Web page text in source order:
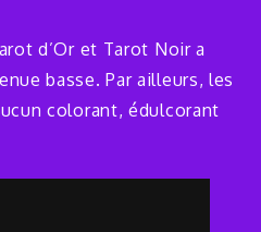
d’Or et Tarot Noir a
basse. Par ailleurs, les
colorant, édulcorant